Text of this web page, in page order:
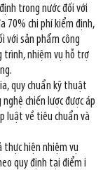
trong nước đối với
70% chi phí kiểm định,
với sản phẩm công
trình, nhiệm vụ hỗ trợ
quy chuẩn kỹ thuật
chiến lược được áp
luật về tiêu chuẩn và
thực hiện nhiệm vụ
quy định tại điểm i